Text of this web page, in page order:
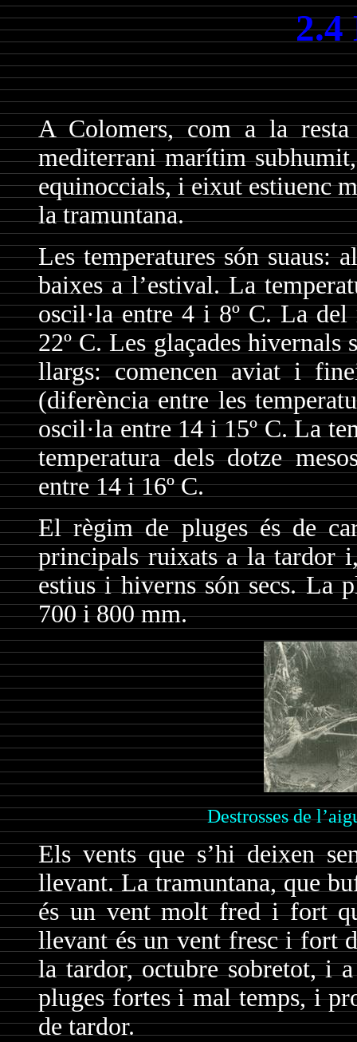
2.4
A Colomers, com a la
mediterrani marítim
equinoccials, i eixut estiuenc
la tramuntana.
Les temperatures són suaus:
baixes a l’estival. La
oscil·la entre 4 i 8º C. La del
22º C. Les glaçades hivernals
llargs: comencen aviat i
(diferència entre les
oscil·la entre 14 i 15º C. La
temperatura dels dotze
entre 14 i 16º C.
El règim de pluges és de
principals ruixats a la tardor
estius i hiverns són secs. La
700 i 800 mm.
Destrosses de
Els vents que s’hi deixen
llevant. La tramuntana, que
és un vent molt fred i fort
llevant és un vent fresc i fort
la tardor, octubre sobretot, i
pluges fortes i mal temps, i
de tardor.